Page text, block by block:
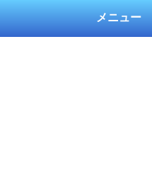
メニュー